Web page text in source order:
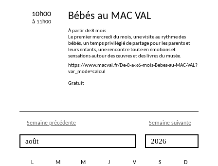
10h00
à 11h00
Bébés au MAC VAL
À partir de 8 mois
Le premier mercredi du mois, une visite au rythme des
bébés, un temps privilégié de partage pour les parents et
leurs enfants, une rencontre toute en émotions et
sensations autour des œuvres et des livres du musée.
https://www.macval.fr/De-8-a-36-mois-Bebes-au-MAC-VAL?
var_mode=calcul
Gratuit
Semaine précédente Semaine suivante
L M M J V S D